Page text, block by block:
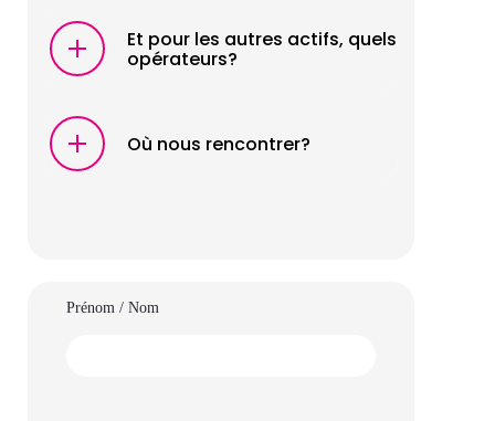
Et pour les autres actifs, quels
opérateurs?
Où nous rencontrer?
Prénom / Nom